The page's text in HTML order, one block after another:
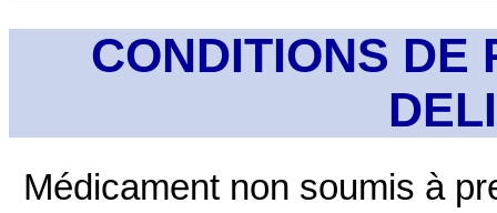
CONDITIONS DE
Médicament non soumis à